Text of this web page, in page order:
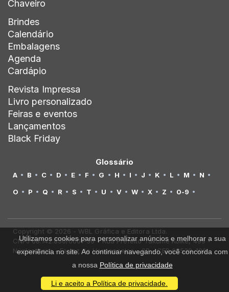
Chaveiro
Brindes
Calendário
Embalagens
Agenda
Cardápio
Revista Impressa
Livro personalizado
Feiras e eventos
Lançamentos
Black Friday
Glossário
A B C D E F G H I J K L M N
O P Q R S T U V W X Z 0-9
Copyright © 2026 - WBL Gráfica e Editora Ltda.
CNPJ 08.142.850/0001-36 - Rua Prefeito Takume Koike, 499 -
Núcleo Itaim - Ferraz de Vasconcelos - SP - CEP 08538-100
Utilizamos cookies para personalizar anúncios e melhorar a sua
experiência no site. Ao continuar navegando, você concorda com
a nossa Política de privacidade
Li e aceito a Política de privacidade.